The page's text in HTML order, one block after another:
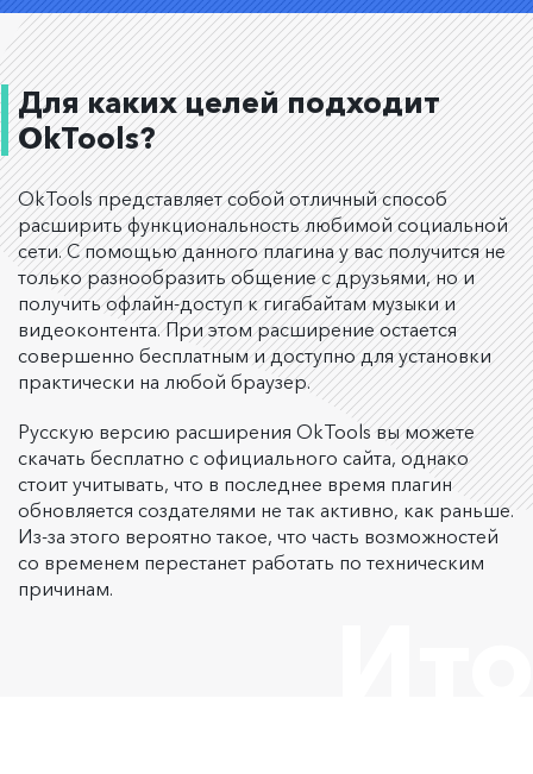
Для каких целей подходит
OkTools?
OkTools представляет собой отличный способ
расширить функциональность любимой социальной
сети. С помощью данного плагина у вас получится не
только разнообразить общение с друзьями, но и
получить офлайн-доступ к гигабайтам музыки и
видеоконтента. При этом расширение остается
совершенно бесплатным и доступно для установки
практически на любой браузер.
Русскую версию расширения OkTools вы можете
скачать бесплатно с официального сайта, однако
стоит учитывать, что в последнее время плагин
обновляется создателями не так активно, как раньше.
Из-за этого вероятно такое, что часть возможностей
со временем перестанет работать по техническим
причинам.